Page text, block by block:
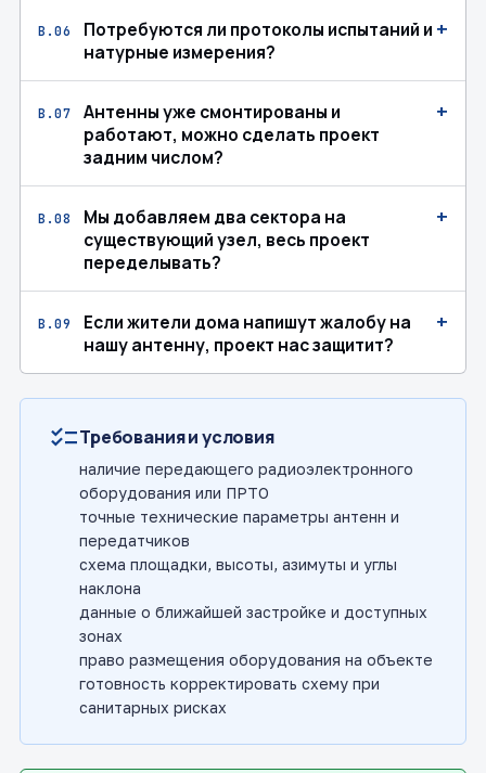
В.06
Потребуются ли протоколы испытаний и
натурные измерения?
+
В.07
Антенны уже смонтированы и
работают, можно сделать проект
задним числом?
+
В.08
Мы добавляем два сектора на
существующий узел, весь проект
переделывать?
+
В.09
Если жители дома напишут жалобу на
нашу антенну, проект нас защитит?
+
checklistТребования и условия
наличие передающего радиоэлектронного
оборудования или ПРТО
точные технические параметры антенн и
передатчиков
схема площадки, высоты, азимуты и углы
наклона
данные о ближайшей застройке и доступных
зонах
право размещения оборудования на объекте
готовность корректировать схему при
санитарных рисках